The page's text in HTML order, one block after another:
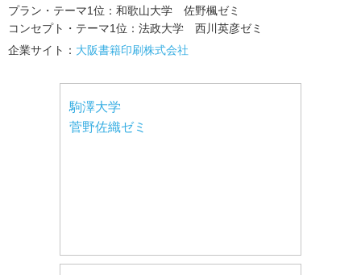
プラン・テーマ1位：和歌山大学 佐野楓ゼミ
コンセプト・テーマ1位：法政大学 西川英彦ゼミ
企業サイト： 大阪書籍印刷株式会社
駒澤大学
菅野佐織ゼミ